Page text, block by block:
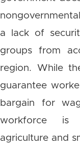
a lack of
groups from
region. While
guarantee
bargain for
workforce is
agriculture and